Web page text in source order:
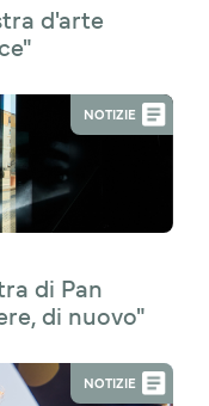
d'arte
NOTIZIE
di Pan
di nuovo"
NOTIZIE